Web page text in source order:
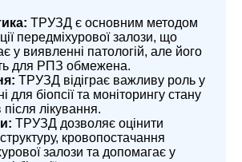
ТРУЗД є основним методом
передміхурової залози, що
у виявленні патологій, але його
для РПЗ обмежена.
ТРУЗД відіграє важливу роль у
для біопсії та моніторингу стану
після лікування.
ТРУЗД дозволяє оцінити
кровопостачання
залози та допомагає у